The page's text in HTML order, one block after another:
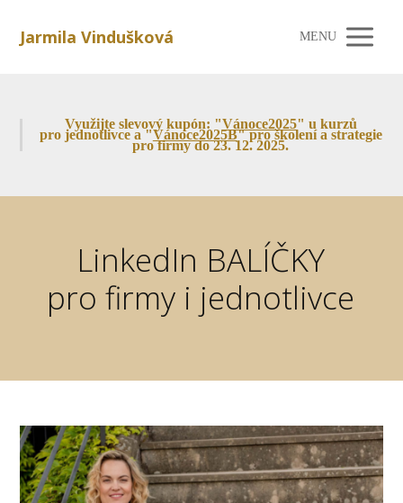
Jarmila Vindušková MENU
Využijte slevový kupón: "Vánoce2025" u kurzů
pro jednotlivce a "Vánoce2025B" pro školení a strategie
pro firmy do 23. 12. 2025.
LinkedIn BALÍČKY
pro firmy i jednotlivce